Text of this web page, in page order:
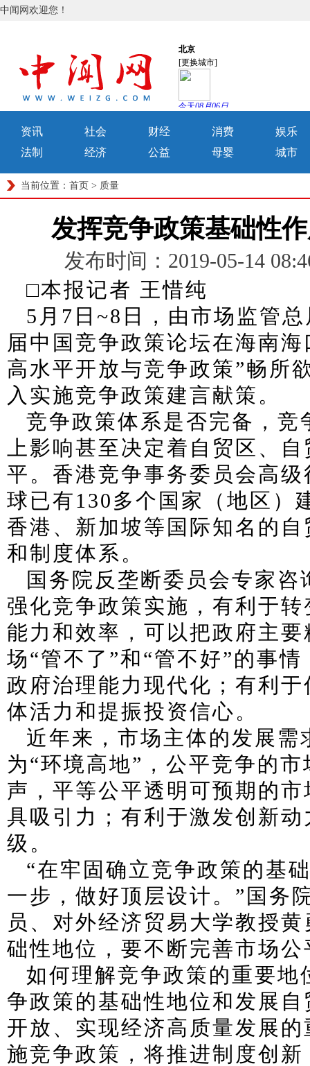
中闻网欢迎您！
资讯 社会 财经 消费
娱乐
法制
经济 公益 母婴 城市
当前位置： 首页 > 质量
发挥竞争政策基础性
发布时间：2019-05-14
□本报记者 王惜纯
5月7日~8日，由市场监管
届中国竞争政策论坛在海南
高水平开放与竞争政策”畅所
入实施竞争政策建言献策。
竞争政策体系是否完备，
上影响甚至决定着自贸区、
平。香港竞争事务委员会高
球已有130多个国家（地区）
香港、新加坡等国际知名的
和制度体系。
国务院反垄断委员会专家
强化竞争政策实施，有利于
能力和效率，可以把政府主
场“管不了”和“管不好”的事
政府治理能力现代化；有利
体活力和提振投资信心。
近年来，市场主体的发展需
为“环境高地”，公平竞争的
声，平等公平透明可预期的
具吸引力；有利于激发创新
级。
“在牢固确立竞争政策的基
一步，做好顶层设计。”国务
员、对外经济贸易大学教授
础性地位，要不断完善市场
如何理解竞争政策的重要
争政策的基础性地位和发展
开放、实现经济高质量发展
施竞争政策，将推进制度创